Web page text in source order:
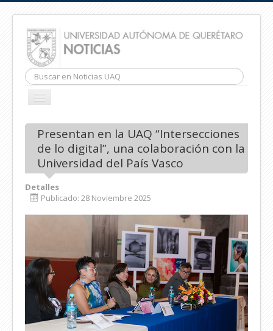
Buscar...
CAMBIAR
Presentan en la UAQ “Intersecciones
de lo digital”, una colaboración con la
Universidad del País Vasco
Detalles
Publicado: 28 Noviembre 2025